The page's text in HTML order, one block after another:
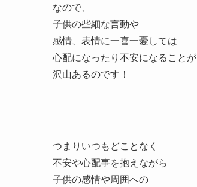
なので、
子供の些細な言動や
感情、表情に一喜一憂しては
心配になったり不安になることが
沢山あるのです！
つまりいつもどことなく
不安や心配事を抱えながら
子供の感情や周囲への